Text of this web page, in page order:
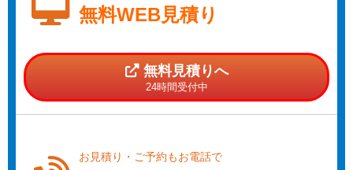
無料WEB見積り
無料見積りへ
24時間受付中
お見積り・ご予約もお電話で